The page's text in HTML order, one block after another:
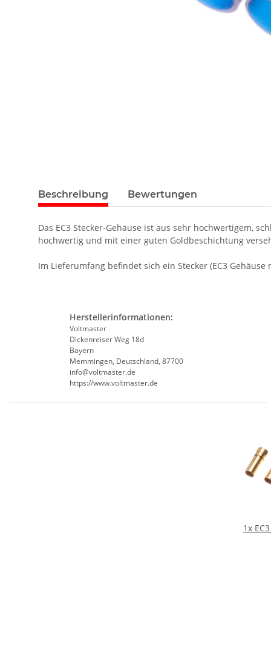
Beschreibung Bewertungen
Das EC3 Stecker-Gehäuse ist aus sehr hochwertigem,
hochwertig und mit einer guten Goldbeschichtung
Im Lieferumfang befindet sich ein Stecker (EC3 Gehäuse
Herstellerinformationen:
Voltmaster
Dickenreiser Weg 18d
Bayern
Memmingen, Deutschland, 87700
info@voltmaster.de
https://www.voltmaster.de
1x